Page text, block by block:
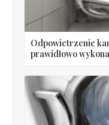
Odpowietrzenie
prawidłowo